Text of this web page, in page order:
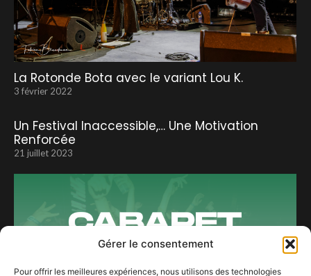
Gérer le consentement
Pour offrir les meilleures expériences, nous utilisons des technologies
La Rotonde Bota avec le variant Lou K.
3 février 2022
Un Festival Inaccessible,… Une Motivation
Renforcée
21 juillet 2023